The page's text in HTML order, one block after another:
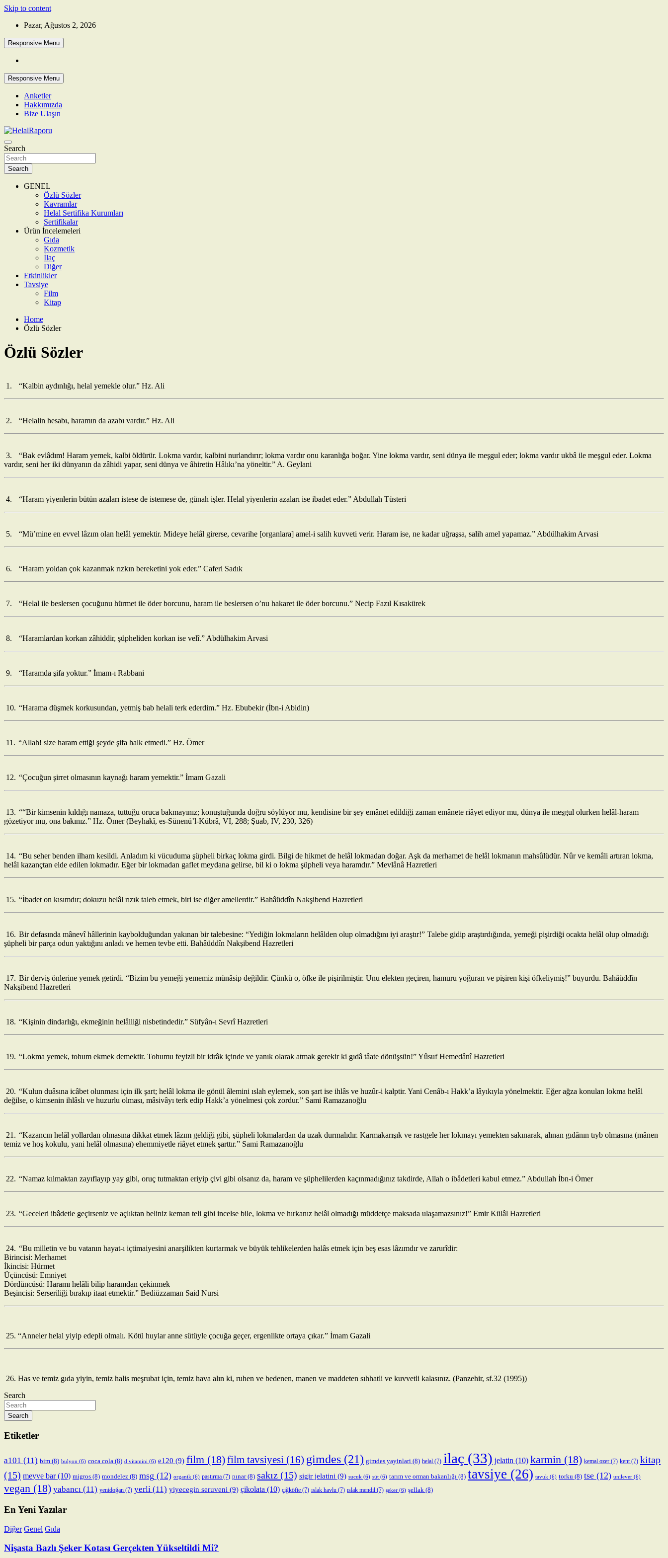
Skip to content
Pazar, Ağustos 2, 2026
Responsive Menu
Responsive Menu
Anketler
Hakkımızda
Bize Ulaşın
HelalRaporu
Search
Search
GENEL
Özlü Sözler
Kavramlar
Helal Sertifika Kurumları
Sertifikalar
Ürün İncelemeleri
Gıda
Kozmetik
İlaç
Diğer
Etkinlikler
Tavsiye
Film
Kitap
Home
Özlü Sözler
Özlü Sözler
1. “Kalbin aydınlığı, helal yemekle olur.” Hz. Ali
2. “Helalin hesabı, haramın da azabı vardır.” Hz. Ali
3.
“Bak evlâdım! Haram yemek, kalbi öldürür. Lokma vardır, kalbini nurlandırır; lokma vardır onu karanlığa boğar. Yine lokma vardır, seni dünya ile meşgul eder; lokma vardır ukbâ ile meşgul eder. Lokma
vardır, seni her iki dünyanın da zâhidi yapar, seni dünya ve âhiretin Hâlıkı’na yöneltir.” A. Geylani
4. “Haram yiyenlerin bütün azaları istese de istemese de, günah işler. Helal yiyenlerin azaları ise ibadet eder.” Abdullah Tüsteri
5. “Mü’mine en evvel lâzım olan helâl yemektir. Mideye helâl girerse, cevarihe [organlara] amel-i salih kuvveti verir. Haram ise, ne kadar uğraşsa, salih amel yapamaz.” Abdülhakim Arvasi
6. “Haram yoldan çok kazanmak rızkın bereketini yok eder.” Caferi Sadık
7. “Helal ile beslersen çocuğunu hürmet ile öder borcunu, haram ile beslersen o’nu hakaret ile öder borcunu.” Necip Fazıl Kısakürek
8. “Haramlardan korkan zâhiddir, şüpheliden korkan ise velî.” Abdülhakim Arvasi
9. “Haramda şifa yoktur.” İmam-ı Rabbani
10. “Harama düşmek korkusundan, yetmiş bab helali terk ederdim.” Hz. Ebubekir (İbn-i Abidin)
11. “Allah! size haram ettiği şeyde şifa halk etmedi.” Hz. Ömer
12. “Çocuğun şirret olmasının kaynağı haram yemektir.” İmam Gazali
13. ““Bir kimsenin kıldığı namaza, tuttuğu oruca bakmayınız; konuştuğunda doğru söylüyor mu, kendisine bir şey emânet edildiği zaman emânete riâyet ediyor mu, dünya ile meşgul olurken helâl-haram
gözetiyor mu, ona bakınız.” Hz. Ömer (Beyhakî, es-Sünenü’l-Kübrâ, VI, 288; Şuab, IV, 230, 326)
14. “Bu seher benden ilham kesildi. Anladım ki vücuduma şüpheli birkaç lokma girdi. Bilgi de hikmet de helâl lokmadan doğar. Aşk da merhamet de helâl lokmanın mahsûlüdür. Nûr ve kemâli artıran lokma,
helâl kazançtan elde edilen lokmadır. Eğer bir lokmadan gaflet meydana gelirse, bil ki o lokma şüpheli veya haramdır.” Mevlânâ Hazretleri
15. “İbadet on kısımdır; dokuzu helâl rızık taleb etmek, biri ise diğer amellerdir.” Bahâüddîn Nakşibend Hazretleri
16. Bir defasında mânevî hâllerinin kaybolduğundan yakınan bir talebesine: “Yediğin lokmaların helâlden olup olmadığını iyi araştır!” Talebe gidip araştırdığında, yemeği pişirdiği ocakta helâl olup olmadığı
şüpheli bir parça odun yaktığını anladı ve hemen tevbe etti. Bahâüddîn Nakşibend Hazretleri
17. Bir derviş önlerine yemek getirdi. “Bizim bu yemeği yememiz münâsip değildir. Çünkü o, öfke ile pişirilmiştir. Unu elekten geçiren, hamuru yoğuran ve pişiren kişi öfkeliymiş!” buyurdu. Bahâüddîn
Nakşibend Hazretleri
18. “Kişinin dindarlığı, ekmeğinin helâlliği nisbetindedir.” Süfyân-ı Sevrî Hazretleri
19. “Lokma yemek, tohum ekmek demektir. Tohumu feyizli bir idrâk içinde ve yanık olarak atmak gerekir ki gıdâ tâate dönüşsün!” Yûsuf Hemedânî Hazretleri
20. “Kulun duâsına icâbet olunması için ilk şart; helâl lokma ile gönül âlemini ıslah eylemek, son şart ise ihlâs ve huzûr-i kalptir. Yani Cenâb-ı Hakk’a lâyıkıyla yönelmektir. Eğer ağza konulan lokma helâl
değilse, o kimsenin ihlâslı ve huzurlu olması, mâsivâyı terk edip Hakk’a yönelmesi çok zordur.” Sami Ramazanoğlu
21. “Kazancın helâl yollardan olmasına dikkat etmek lâzım geldiği gibi, şüpheli lokmalardan da uzak durmalıdır. Karmakarışık ve rastgele her lokmayı yemekten sakınarak, alınan gıdânın tıyb olmasına (mânen
temiz ve hoş kokulu, yani helâl olmasına) ehemmiyetle riâyet etmek şarttır.” Sami Ramazanoğlu
22. “Namaz kılmaktan zayıflayıp yay gibi, oruç tutmaktan eriyip çivi gibi olsanız da, haram ve şüphelilerden kaçınmadığınız takdirde, Allah o ibâdetleri kabul etmez.” Abdullah İbn-i Ömer
23. “Geceleri ibâdetle geçirseniz ve açlıktan beliniz keman teli gibi incelse bile, lokma ve hırkanız helâl olmadığı müddetçe maksada ulaşamazsınız!” Emir Külâl Hazretleri
24. “Bu milletin ve bu vatanın hayat-ı içtimaiyesini anarşilikten kurtarmak ve büyük tehlikelerden halâs etmek için beş esas lâzımdır ve zarurîdir:
Birincisi: Merhamet
İkincisi: Hürmet
Üçüncüsü: Emniyet
Dördüncüsü: Haramı helâli bilip haramdan çekinmek
Beşincisi: Serseriliği bırakıp itaat etmektir.” Bediüzzaman Said Nursi
25. “Anneler helal yiyip edepli olmalı. Kötü huylar anne sütüyle çocuğa geçer, ergenlikte ortaya çıkar.” İmam Gazali
26. Has ve temiz gıda yiyin, temiz halis meşrubat için, temiz hava alın ki, ruhen ve bedenen, manen ve maddeten sıhhatli ve kuvvetli kalasınız. (Panzehir, sf.32 (1995))
Search
Search
Etiketler
a101 (11) bim (8) bulyon (6) coca cola (8) d vitamini (6) e120 (9) film (18)film tavsiyesi (16) gimdes (21) gimdes yayinlari (8) helal (7) ilaç (33) jelatin (10) karmin (18) kemal ozer (7) kent(7) kitap
(15) meyve bar(10) migros (8) mondelez (8) msg (12) organik (6) pastırma (7) pınar(8) sakız (15) sigir jelatini (9) sucuk (6) süt (6) tarım ve orman bakanlığı (8) tavsiye (26) tavuk (6) torku (8) tse (12) unilever (6)
vegan (18) yabancı (11) yenidoğan (7) yerli (11) yiyecegin seruveni (9) çikolata (10) çiğköfte (7) ıslak havlu (7) ıslak mendil (7) şeker (6) şellak (8)
En Yeni Yazılar
Diğer Genel Gıda
Nişasta Bazlı Şeker Kotası Gerçekten Yükseltildi Mi?